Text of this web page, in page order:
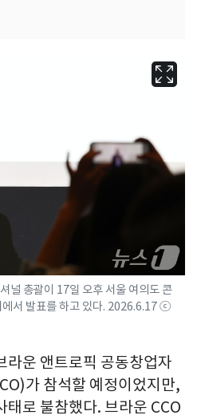
널 총괄이 17일 오후 서울 여의도 콘
에서 발표를 하고 있다. 2026.6.17 ⓒ
라운 앤트로픽 공동창업자
가 참석할 예정이었지만,
태로 불참했다. 브라운 CCO